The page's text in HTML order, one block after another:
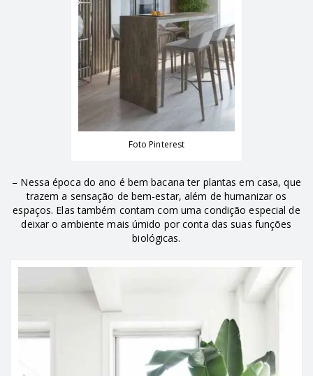
Foto Pinterest
– Nessa época do ano é bem bacana ter plantas em casa, que
trazem a sensação de bem-estar, além de humanizar os
espaços. Elas também contam com uma condição especial de
deixar o ambiente mais úmido por conta das suas funções
biológicas.